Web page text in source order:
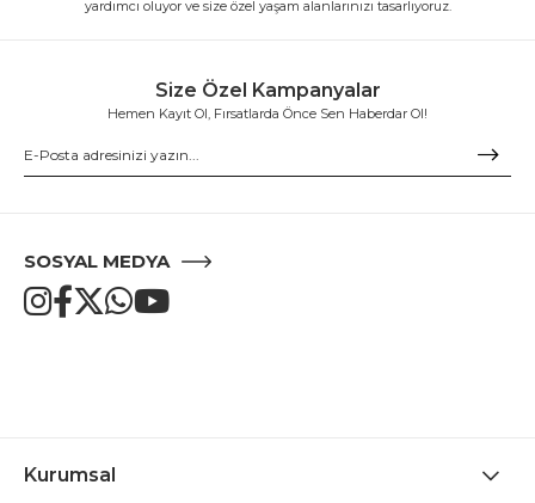
yardımcı oluyor ve size özel yaşam alanlarınızı tasarlıyoruz.
Size Özel Kampanyalar
Hemen Kayıt Ol, Fırsatlarda Önce Sen Haberdar Ol!
SOSYAL MEDYA
Kurumsal